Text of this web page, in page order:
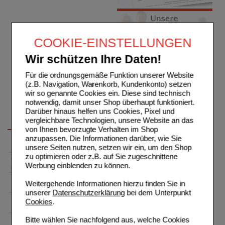
COOKIE-EINSTELLUNGEN
Wir schützen Ihre Daten!
Für die ordnungsgemäße Funktion unserer Website
(z.B. Navigation, Warenkorb, Kundenkonto) setzen
wir so genannte Cookies ein. Diese sind technisch
notwendig, damit unser Shop überhaupt funktioniert.
Darüber hinaus helfen uns Cookies, Pixel und
vergleichbare Technologien, unsere Website an das
von Ihnen bevorzugte Verhalten im Shop
anzupassen. Die Informationen darüber, wie Sie
unsere Seiten nutzen, setzen wir ein, um den Shop
zu optimieren oder z.B. auf Sie zugeschnittene
Werbung einblenden zu können.
Weitergehende Informationen hierzu finden Sie in
unserer Datenschutzerklärungbei dem Unterpunkt
Cookies.
Bitte wählen Sie nachfolgend aus, welche Cookies